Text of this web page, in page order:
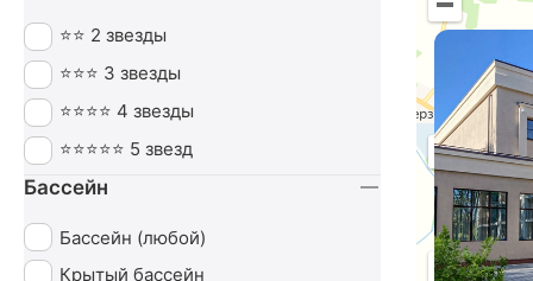
Маршруты
Ортопедия
СПА (SPA)
⭐⭐ 2 звезды
⭐⭐⭐ 3 звезды
⭐⭐⭐⭐ 4 звезды
⭐⭐⭐⭐⭐ 5 звезд
Бассейн
Бассейн (любой)
Крытый бассейн